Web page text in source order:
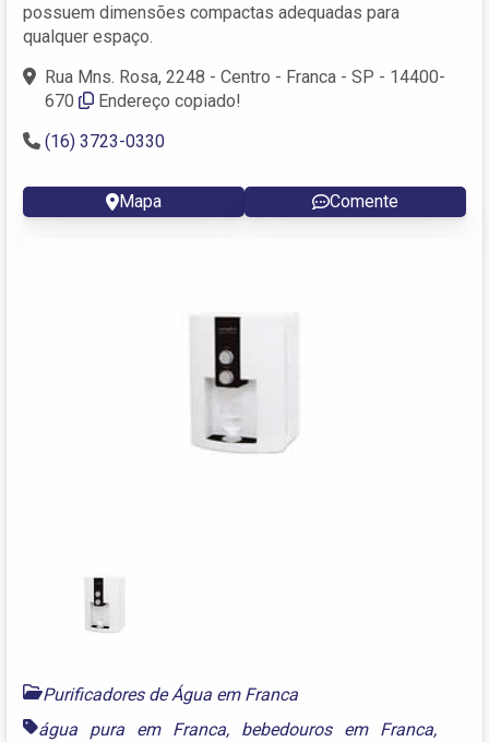
possuem dimensões compactas adequadas para
qualquer espaço.
Rua Mns. Rosa, 2248 - Centro - Franca - SP - 14400-
670
Endereço copiado!
(16) 3723-0330
Mapa Comente
Purificadores de Água em Franca
água pura em Franca, bebedouros em Franca,